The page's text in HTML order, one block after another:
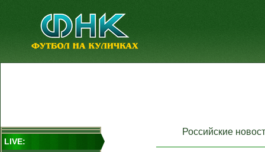
LIVE:
Российские